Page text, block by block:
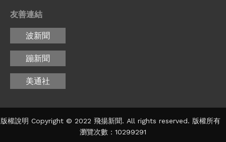
友善連結
波新聞
蹦新聞
美通社
版權說明 Copyright © 2022 飛揚新聞. All rights reserved. 版權所有
瀏覽次數：10299291